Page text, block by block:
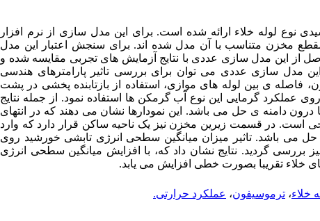
لوله خلاء ارائه شده است. برای این مدل سازی از نرم افزار
مخزن متناسب با آن مدل شده اند. برای سنجش اعتبار این مدل
از این مدل سازی عددی با نتایج آزمایش های تجربی مقایسه شده و
مدل سازی عددی می توان برای بررسی تاثیر پارامترهای هندسی
ی بین لوله های موازی، استفاده از بازتابنده پخشی در پشت
عملکرد گرمایی این نوع آب گرمکن ها استفاده نمود. از جمله نتایج
دامنه ی حل می باشد. این نمودارها نشان می دهند که در انتهای
است. در قسمت زیرین مخزن نیز یک ناحیه ساکن قرار دارد که وارد
می باشد. تاثیر میزان میانگین سطحی انرژی تابشی خورشید روی
گردید. نتایج نشان داد که، با افزایش میانگین سطحی انرژی
خلاء تقریبا بصورت خطی افزایش می یابد.
خلاء، ترموسیفون، عملکرد حرارتی.